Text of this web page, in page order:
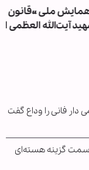
«قانون و
العظمی امام
فانی را وداع گفت
سمت گزینه هسته‌ای